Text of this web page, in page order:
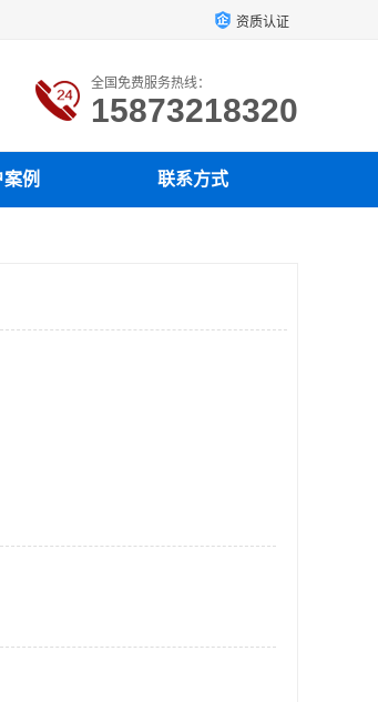
资质认证
全国免费服务热线：
15873218320
例 联系方式